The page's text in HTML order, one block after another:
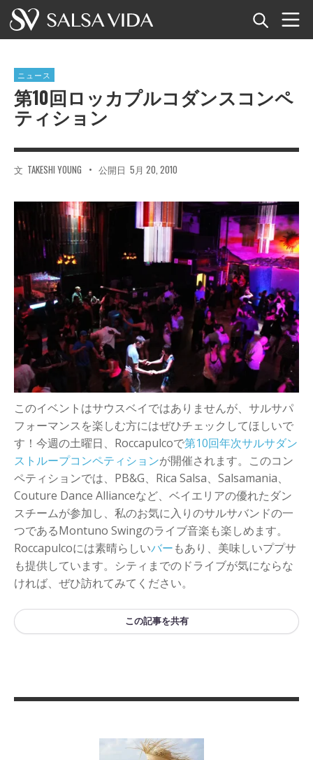
イベント
ニュース
記事
サルサ用語集
ショップ
TuneTempo
イベントを追加
ニュース
第10回ロッカプルコダンスコンペ
ティション
文 TAKESHI YOUNG • 公開日 5月 20, 2010
このイベントはサウスベイではありませんが、サルサパ
フォーマンスを楽しむ方にはぜひチェックしてほしいで
す！今週の土曜日、Roccapulcoで第10回年次サルサダン
ストループコンペティションが開催されます。このコン
ペティションでは、PB&G、Rica Salsa、Salsamania、
Couture Dance Allianceなど、ベイエリアの優れたダン
スチームが参加し、私のお気に入りのサルサバンドの一
つであるMontuno Swingのライブ音楽も楽しめます。
Roccapulcoには素晴らしいバーもあり、美味しいププサ
も提供しています。シティまでのドライブが気にならな
ければ、ぜひ訪れてみてください。
この記事を共有